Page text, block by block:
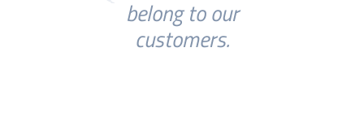
belong to our
customers.